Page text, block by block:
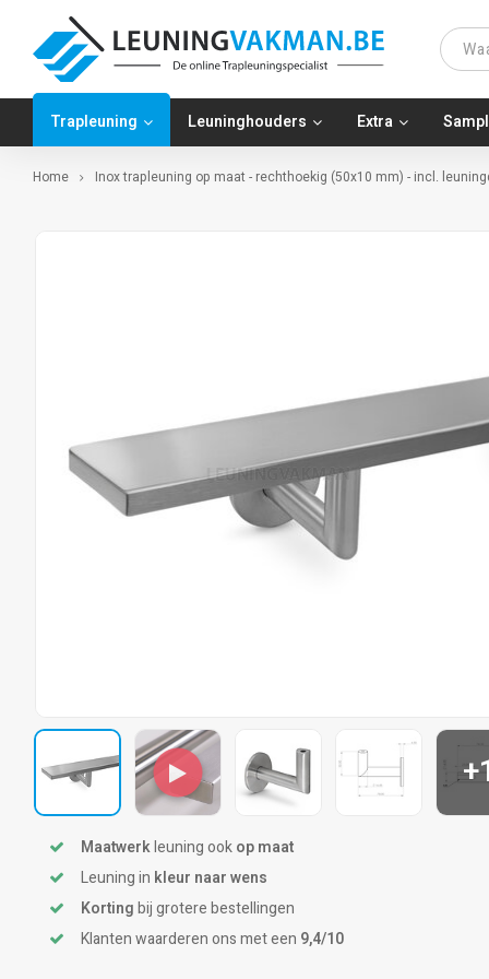
Trapleuning Leuninghouders Extra
Home Inox trapleuning op maat - rechthoekig (50x10 mm) - incl.
Maatwerkleuning ookop maat
Leuning in kleur naar wens
Kortingbij grotere bestellingen
Klanten waarderen ons met een 9,4/10